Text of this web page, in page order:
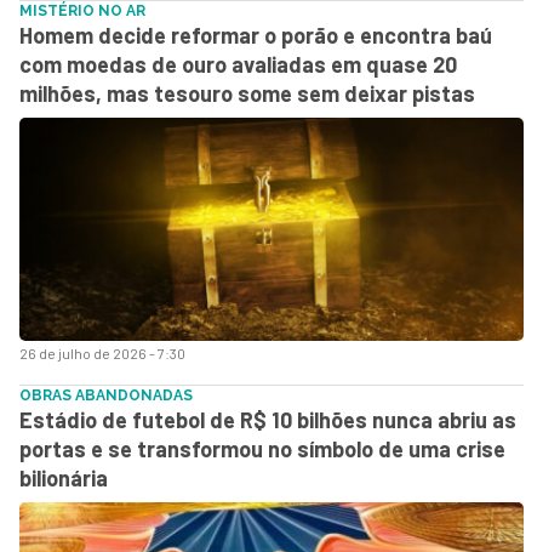
26 de julho de 2026 - 7:30
MISTÉRIO NO AR
Homem decide reformar o porão e encontra baú
com moedas de ouro avaliadas em quase 20
milhões, mas tesouro some sem deixar pistas
OBRAS ABANDONADAS
Estádio de futebol de R$ 10 bilhões nunca abriu as
portas e se transformou no símbolo de uma crise
bilionária